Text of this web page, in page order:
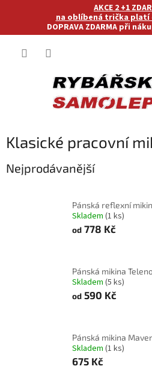
AKCE 2 +1
na oblíbená trička platí
DOPRAVA ZDARMA při
Klasické pracovní
Nejprodávanější
Pánská reflexní
Skladem (1 ks)
od 778 Kč
Pánská mikina
Skladem (5 ks)
od 590 Kč
Pánská mikina
Skladem (1 ks)
675 Kč